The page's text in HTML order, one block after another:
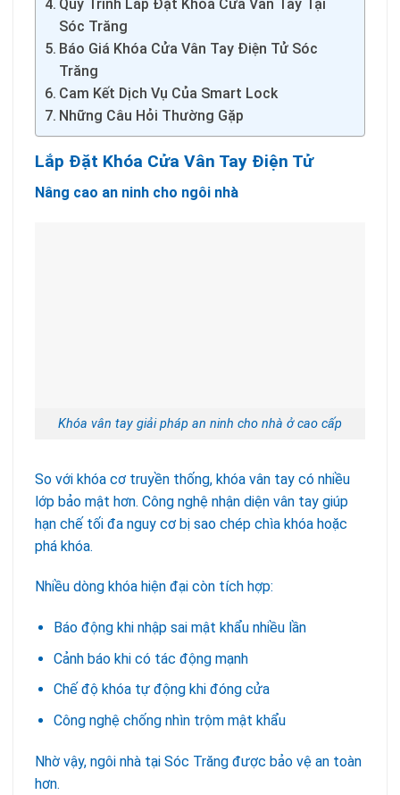
Quy Trình Lắp Đặt Khóa Cửa Vân Tay Tại
Sóc Trăng
Báo Giá Khóa Cửa Vân Tay Điện Tử Sóc
Trăng
Cam Kết Dịch Vụ Của Smart Lock
Những Câu Hỏi Thường Gặp
Lắp Đặt Khóa Cửa Vân Tay Điện Tử
Nâng cao an ninh cho ngôi nhà
Khóa vân tay giải pháp an ninh cho nhà ở cao cấp
So với khóa cơ truyền thống, khóa vân tay có nhiều
lớp bảo mật hơn. Công nghệ nhận diện vân tay giúp
hạn chế tối đa nguy cơ bị sao chép chìa khóa hoặc
phá khóa.
Nhiều dòng khóa hiện đại còn tích hợp:
Báo động khi nhập sai mật khẩu nhiều lần
Cảnh báo khi có tác động mạnh
Chế độ khóa tự động khi đóng cửa
Công nghệ chống nhìn trộm mật khẩu
Nhờ vậy, ngôi nhà tại Sóc Trăng được bảo vệ an toàn
hơn.